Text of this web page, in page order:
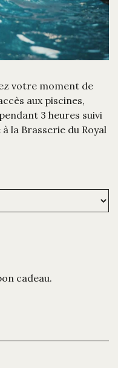
votre moment de
aux piscines,
3 heures suivi
la Brasserie du Royal
cadeau.